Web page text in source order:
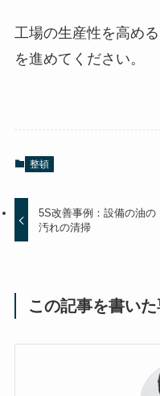
工場の生産性を高め
を進めてください。
整頓
5S改善事例：設備の油の
汚れの清掃
この記事を書い